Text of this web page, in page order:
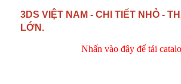
3DS VIỆT NAM - CHI TIẾT NHỎ -
LỚN.
Nhấn vào đây để tải